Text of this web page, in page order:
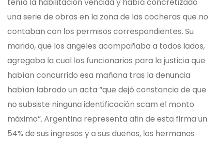
tenía la habilitación vencida y había concretizado
una serie de obras en la zona de las cocheras que no
contaban con los permisos correspondientes. Su
marido, que los angeles acompañaba a todos lados,
agregaba la cual los funcionarios para la justicia que
habían concurrido esa mañana tras la denuncia
habían labrado un acta “que dejó constancia de que
no subsiste ninguna identificación scam el monto
máximo”. Argentina representa afin de esta firma un
54% de sus ingresos y a sus dueños, los hermanos